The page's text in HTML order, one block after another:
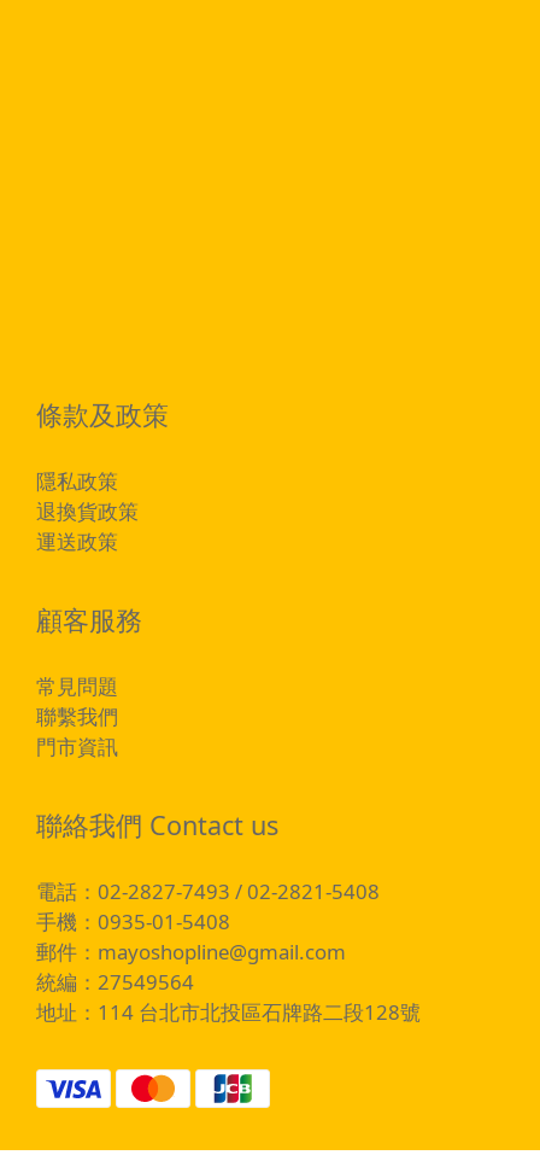
條款及政策
隱私政策
退換貨政策
運送政策
顧客服務
常見問題
聯繫我們
門市資訊
聯絡我們 Contact us
電話：02-2827-7493 / 02-2821-5408
手機：0935-01-5408
郵件： mayoshopline@gmail.com
統編：27549564
地址：114 台北市北投區石牌路二段128號